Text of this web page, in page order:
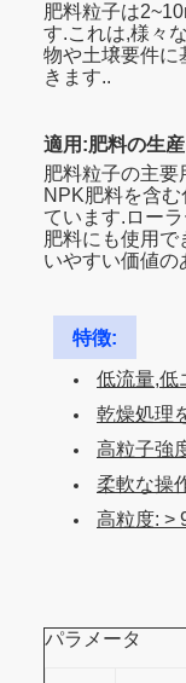
肥料粒子は
す.これは,様々
物や土壌要件に
きます..
適用:肥料の生産
肥料粒子の主
NPK肥料を含
ています.ロー
肥料にも使用
いやすい価値の
特徴:
低流量,低
乾燥処理
高粒子強
柔軟な操
高粒度: >
パラメータ